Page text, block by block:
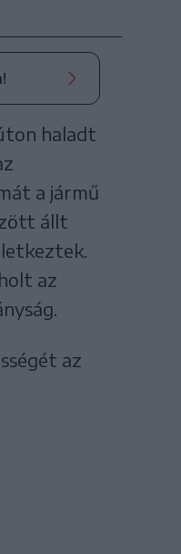
haladt
a jármű
állt
az
az